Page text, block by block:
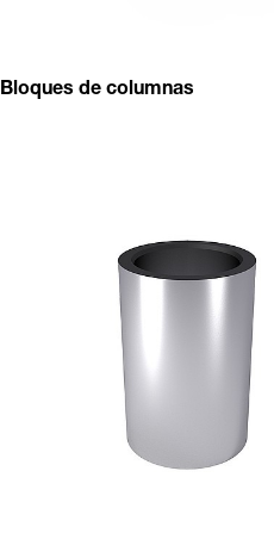
Bloques de columnas